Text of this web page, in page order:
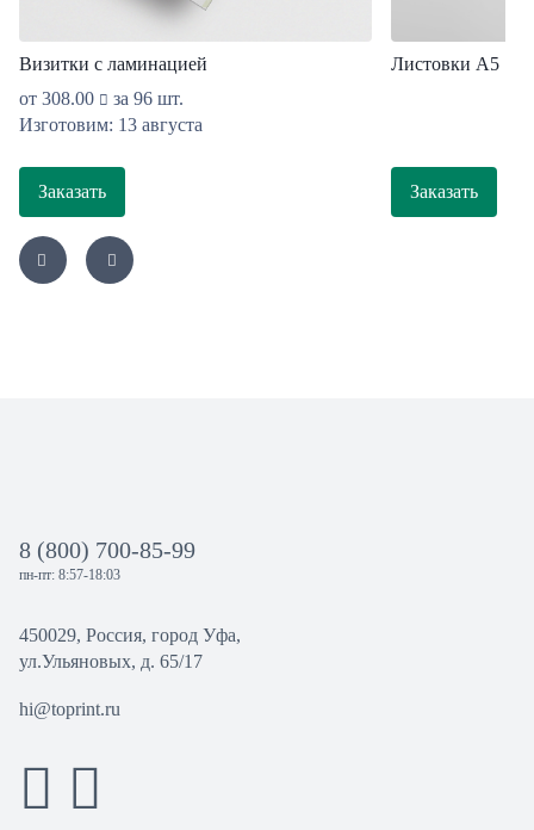
Визитки с ламинацией
от 308.00
за 96 шт.
Изготовим: 13 августа
Заказать
Листовки А5
Заказать
8 (800) 700-85-99
пн-пт: 8:57-18:03
450029, Россия, город Уфа,
ул.Ульяновых, д. 65/17
hi@toprint.ru